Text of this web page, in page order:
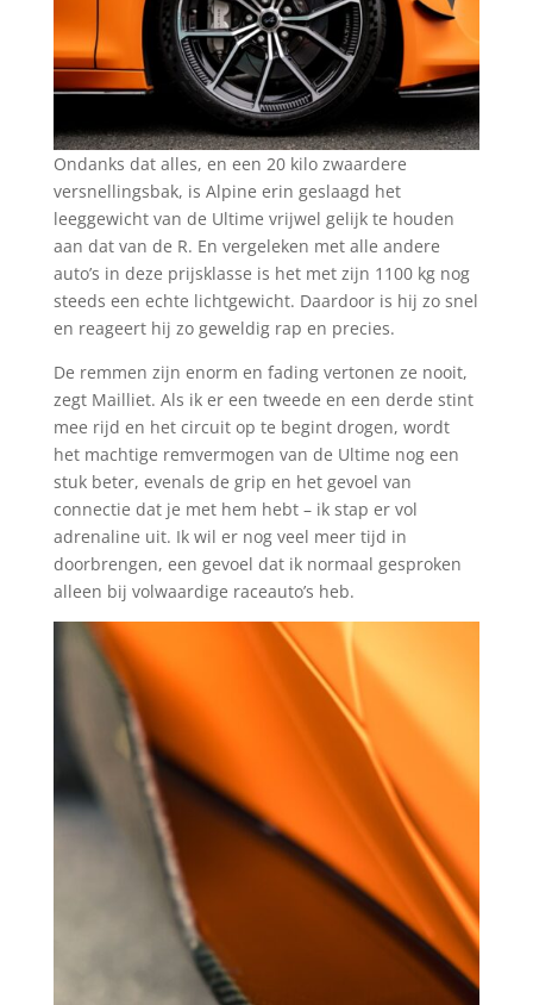
Ondanks dat alles, en een 20 kilo zwaardere
versnellingsbak, is Alpine erin geslaagd het
leeggewicht van de Ultime vrijwel gelijk te houden
aan dat van de R. En vergeleken met alle andere
auto’s in deze prijsklasse is het met zijn 1100 kg nog
steeds een echte lichtgewicht. Daardoor is hij zo snel
en reageert hij zo geweldig rap en precies.
De remmen zijn enorm en fading vertonen ze nooit,
zegt Mailliet. Als ik er een tweede en een derde stint
mee rijd en het circuit op te begint drogen, wordt
het machtige remvermogen van de Ultime nog een
stuk beter, evenals de grip en het gevoel van
connectie dat je met hem hebt – ik stap er vol
adrenaline uit. Ik wil er nog veel meer tijd in
doorbrengen, een gevoel dat ik normaal gesproken
alleen bij volwaardige raceauto’s heb.